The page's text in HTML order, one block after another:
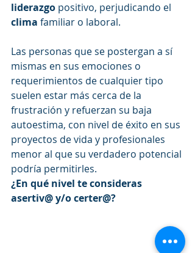
liderazgo positivo, perjudicando el
clima familiar o laboral.
Las personas que se postergan a sí
mismas en sus emociones o
requerimientos de cualquier tipo
suelen estar más cerca de la
frustración y refuerzan su baja
autoestima, con nivel de éxito en sus
proyectos de vida y profesionales
menor al que su verdadero potencial
podría permitirles.
¿En qué nivel te consideras
asertiv@ y/o certer@?